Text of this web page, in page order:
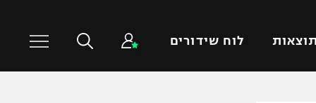
תוצאות לוח שידורים